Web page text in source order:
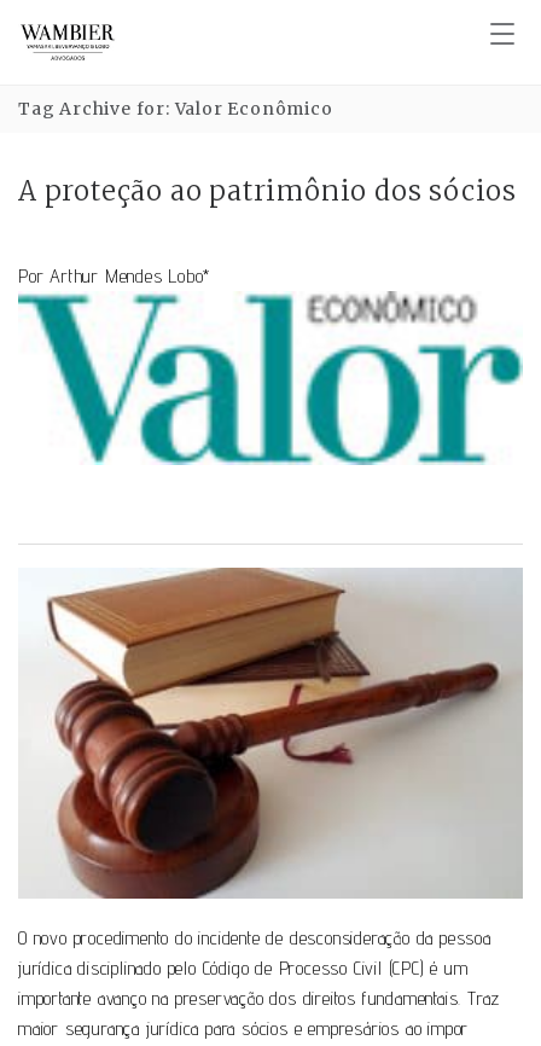
Tag Archive for: Valor Econômico
A proteção ao patrimônio dos sócios
Por Arthur Mendes Lobo*
O novo procedimento do incidente de desconsideração da pessoa
jurídica disciplinado pelo Código de Processo Civil (CPC) é um
importante avanço na preservação dos direitos fundamentais. Traz
maior segurança jurídica para sócios e empresários ao impor